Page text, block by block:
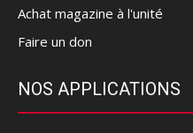
Achat magazine à l'unité
Faire un don
NOS APPLICATIONS